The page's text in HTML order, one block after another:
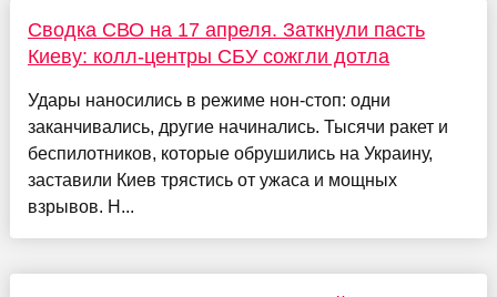
Сводка СВО на 17 апреля. Заткнули пасть
Киеву: колл-центры СБУ сожгли дотла
​Удары наносились в режиме нон-стоп: одни
заканчивались, другие начинались. Тысячи ракет и
беспилотников, которые обрушились на Украину,
заставили Киев трястись от ужаса и мощных
взрывов. Н...